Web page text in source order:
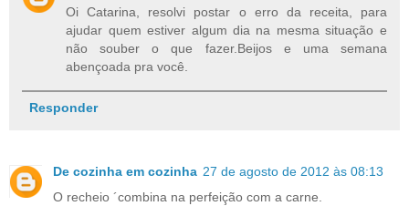
Oi Catarina, resolvi postar o erro da receita, para
ajudar quem estiver algum dia na mesma situação e
não souber o que fazer.Beijos e uma semana
abençoada pra você.
Responder
De cozinha em cozinha 27 de agosto de 2012 às 08:13
O recheio ´combina na perfeição com a carne.